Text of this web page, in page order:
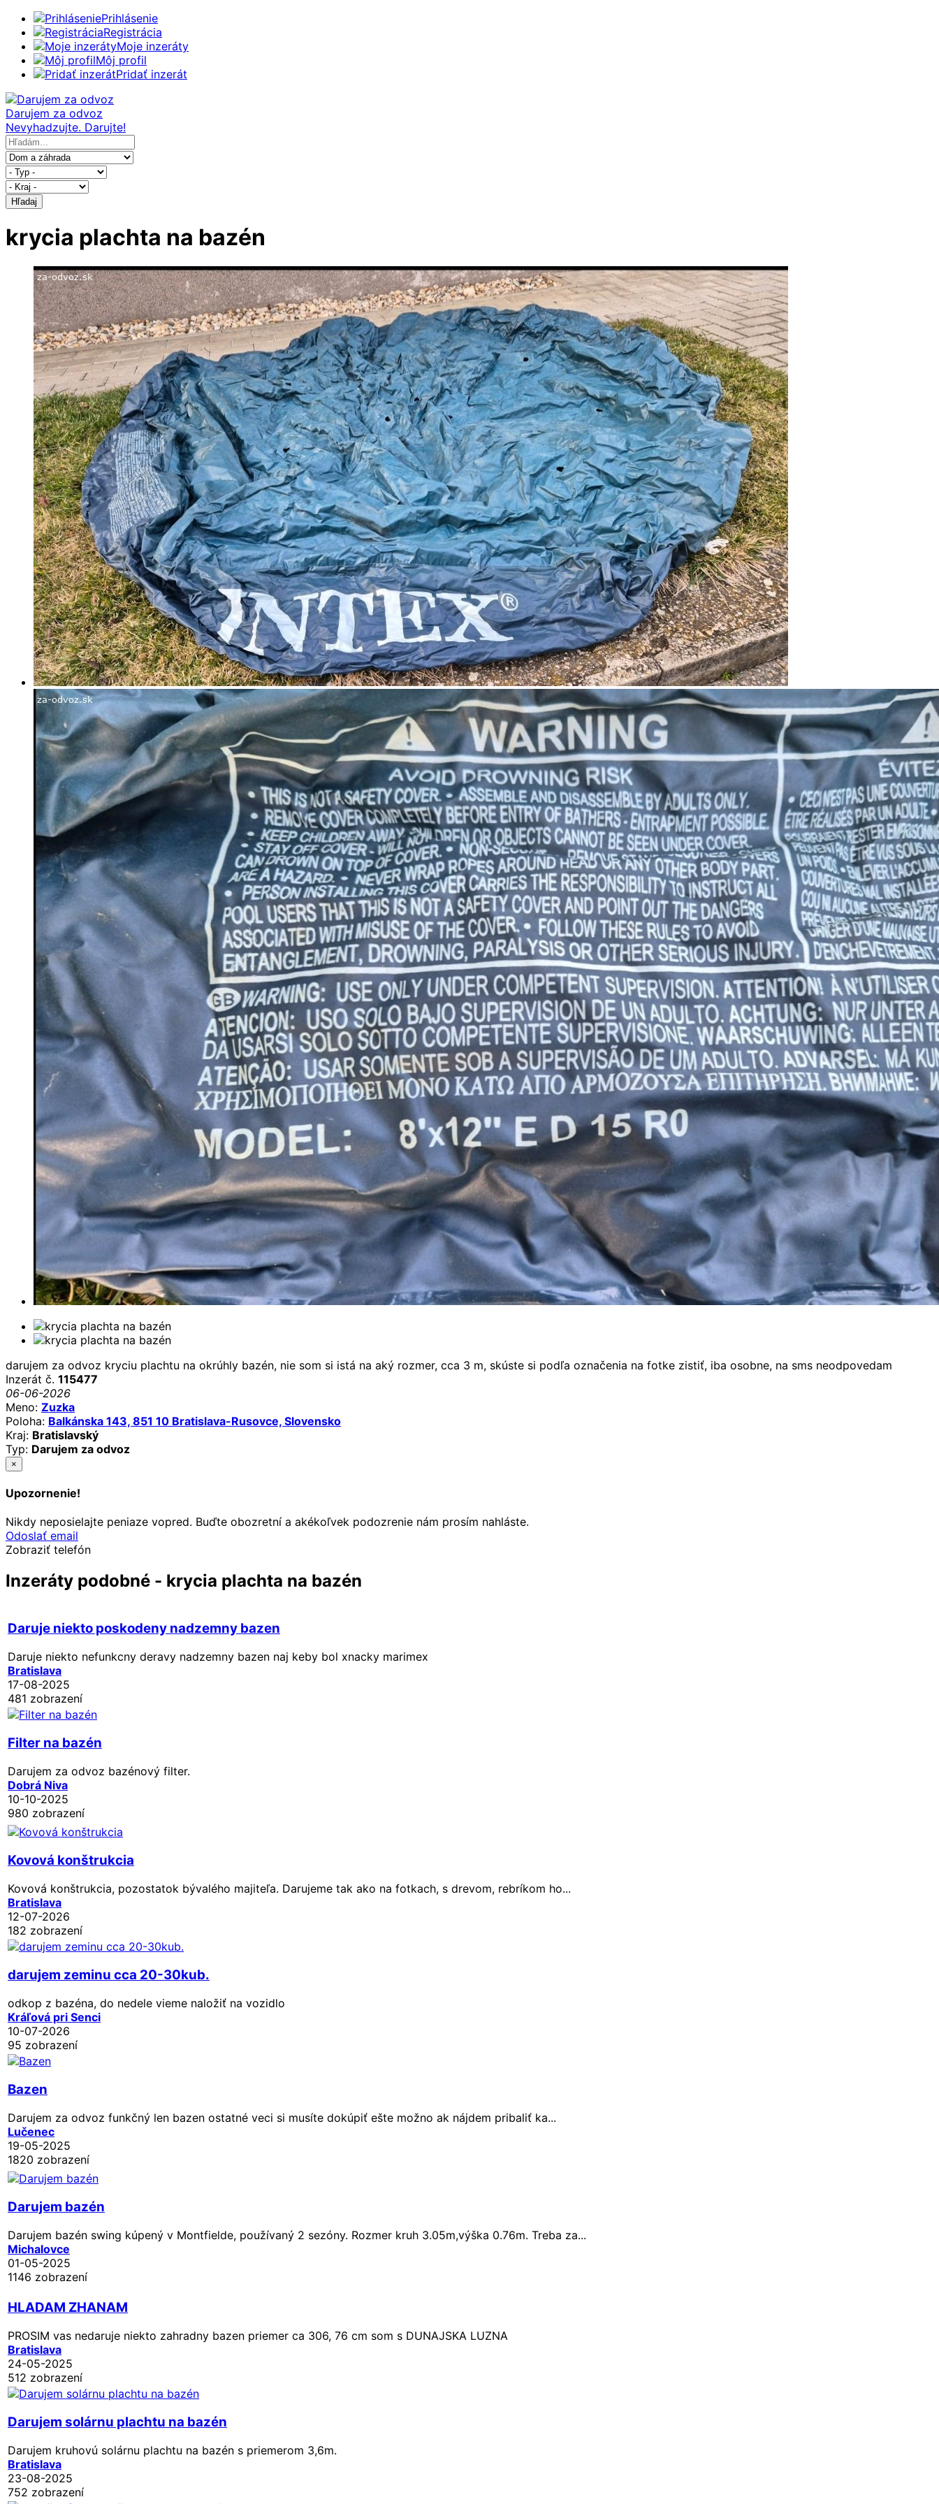
Prihlásenie
Registrácia
Moje inzeráty
Môj profil
Pridať inzerát
Darujem za odvoz
Nevyhadzujte. Darujte!
Hľadaj
krycia plachta na bazén
darujem za odvoz kryciu plachtu na okrúhly bazén, nie som si istá na aký rozmer, cca 3 m, skúste si podľa označenia na fotke zistiť, iba osobne, na sms neodpovedam
Inzerát č. 115477
06-06-2026
Meno: Zuzka
Poloha: Balkánska 143, 851 10 Bratislava-Rusovce, Slovensko
Kraj: Bratislavský
Typ: Darujem za odvoz
×
Upozornenie!
Nikdy neposielajte peniaze vopred. Buďte obozretní a akékoľvek podozrenie nám prosím nahláste.
Odoslať email
Zobraziť telefón
Inzeráty podobné - krycia plachta na bazén
Daruje niekto poskodeny nadzemny bazen
Daruje niekto nefunkcny deravy nadzemny bazen naj keby bol xnacky marimex
Bratislava
17-08-2025
481 zobrazení
Filter na bazén
Darujem za odvoz bazénový filter.
Dobrá Niva
10-10-2025
980 zobrazení
Kovová konštrukcia
Kovová konštrukcia, pozostatok bývalého majiteľa. Darujeme tak ako na fotkach, s drevom, rebríkom ho...
Bratislava
12-07-2026
182 zobrazení
darujem zeminu cca 20-30kub.
odkop z bazéna, do nedele vieme naložiť na vozidlo
Kráľová pri Senci
10-07-2026
95 zobrazení
Bazen
Darujem za odvoz funkčný len bazen ostatné veci si musíte dokúpiť ešte možno ak nájdem pribaliť ka...
Lučenec
19-05-2025
1820 zobrazení
Darujem bazén
Darujem bazén swing kúpený v Montfielde, používaný 2 sezóny. Rozmer kruh 3.05m,výška 0.76m. Treba za...
Michalovce
01-05-2025
1146 zobrazení
HLADAM ZHANAM
PROSIM vas nedaruje niekto zahradny bazen priemer ca 306, 76 cm som s DUNAJSKA LUZNA
Bratislava
24-05-2025
512 zobrazení
Darujem solárnu plachtu na bazén
Darujem kruhovú solárnu plachtu na bazén s priemerom 3,6m.
Bratislava
23-08-2025
752 zobrazení